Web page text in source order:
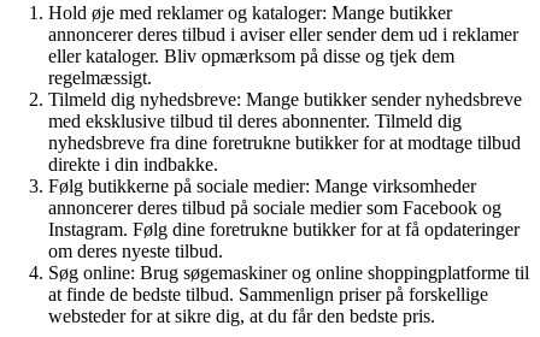
Hold øje med reklamer og kataloger: Mange butikker
annoncerer deres tilbud i aviser eller sender dem ud i reklamer
eller kataloger. Bliv opmærksom på disse og tjek dem
regelmæssigt.
Tilmeld dig nyhedsbreve: Mange butikker sender nyhedsbreve
med eksklusive tilbud til deres abonnenter. Tilmeld dig
nyhedsbreve fra dine foretrukne butikker for at modtage tilbud
direkte i din indbakke.
Følg butikkerne på sociale medier: Mange virksomheder
annoncerer deres tilbud på sociale medier som Facebook og
Instagram. Følg dine foretrukne butikker for at få opdateringer
om deres nyeste tilbud.
Søg online: Brug søgemaskiner og online shoppingplatforme til
at finde de bedste tilbud. Sammenlign priser på forskellige
websteder for at sikre dig, at du får den bedste pris.